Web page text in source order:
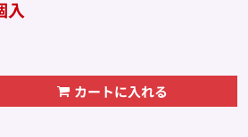
入
カートに入れる